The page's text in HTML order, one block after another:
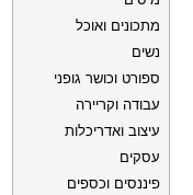
מתכונים ואוכל
נשים
ספורט וכושר גופני
עבודה וקריירה
עיצוב ואדריכלות
עסקים
פיננסים וכספים